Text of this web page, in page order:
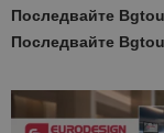
Последвайте
Последвайте